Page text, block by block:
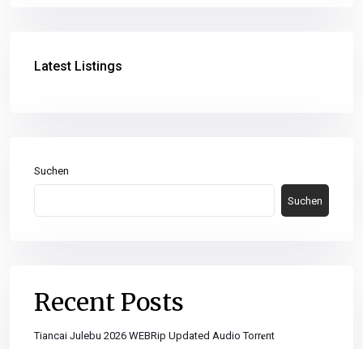
Latest Listings
Suchen
Suchen
Recent Posts
Tiancai Julebu 2026 WEBRip Updated Audio Torr𝐞nt